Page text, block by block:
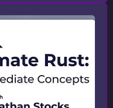
языков
этот курс
практико-
на
курс поможет